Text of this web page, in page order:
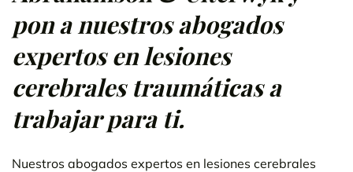
pon a nuestros abogados
expertos en lesiones
cerebrales traumáticas a
trabajar para ti.
Nuestros abogados expertos en lesiones cerebrales